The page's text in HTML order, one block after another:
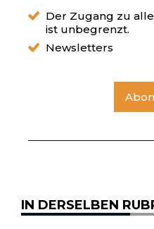
Der Zugang zu
ist unbegrenzt.
Newsletters
IN DERSELBEN